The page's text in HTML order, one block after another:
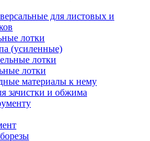
для листовых и
лотки
(усиленные)
лотки
лотки
материалы к нему
зачистки и обжима